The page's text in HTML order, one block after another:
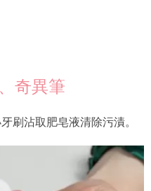
奇異筆
刷沾取肥皂液清除污漬。